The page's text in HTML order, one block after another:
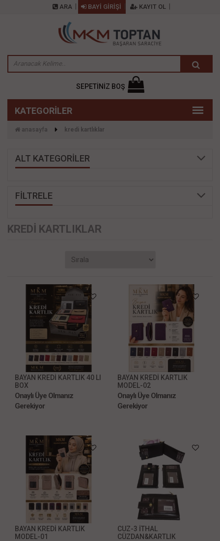
ARA BAYİ GİRİŞİ KAYIT OL
SEPETİNİZ BOŞ
anasayfa kredi̇ kartliklar
ALT KATEGORİLER
FİLTRELE
KREDİ KARTLIKLAR
BAYAN KREDİ KARTLIK 40 LI
BOX
Onaylı Üye Olmanız
Gerekiyor
BAYAN KREDİ KARTLIK
MODEL-02
Onaylı Üye Olmanız
Gerekiyor
BAYAN KREDİ KARTLIK
MODEL-01
CUZ-3 İTHAL
CÜZDAN&KARTLIK